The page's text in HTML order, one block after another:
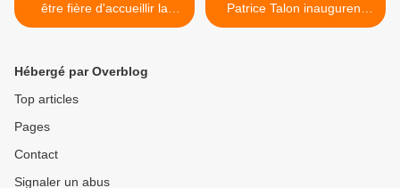
être fière d'accueillir la
Jacques Vabre...
Patrice Talon inaugurent
ensemble l'exposition
Hébergé par Overblog
Top articles
Pages
Contact
Signaler un abus